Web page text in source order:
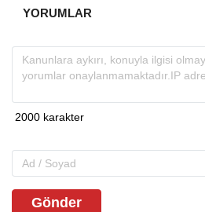
YORUMLAR
Gönder